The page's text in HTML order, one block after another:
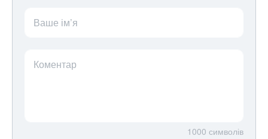
Ваше ім’я
Коментар
1000 символів